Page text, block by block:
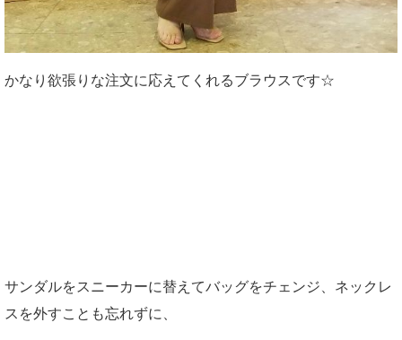
かなり欲張りな注文に応えてくれるブラウスです☆
サンダルをスニーカーに替えてバッグをチェンジ、ネックレ
スを外すことも忘れずに、